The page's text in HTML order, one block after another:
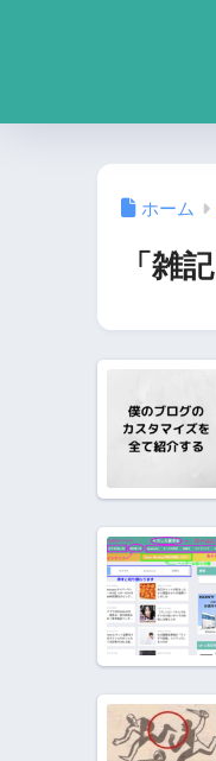
ホーム
「雑